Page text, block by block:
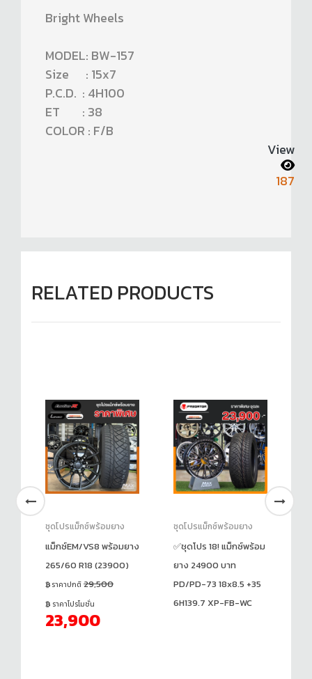
Bright Wheels
MODEL: BW-157
Size : 15x7
P.C.D. : 4H100
ET : 38
COLOR : F/B
View
187
RELATED PRODUCTS
ชุดโปรแม็กซ์พร้อมยาง
แม็กซ์EM/VS8 พร้อมยาง
265/60 R18 (23900)
ราคาปกติ 29,500
ราคาโปรโมชั่น
23,900
ชุดโปรแม็กซ์พร้อมยาง
✅ชุดโปร 18! แม็กซ์พร้อม
ยาง 24900 บาท
PD/PD-73 18x8.5 +35
6H139.7 XP-FB-WC